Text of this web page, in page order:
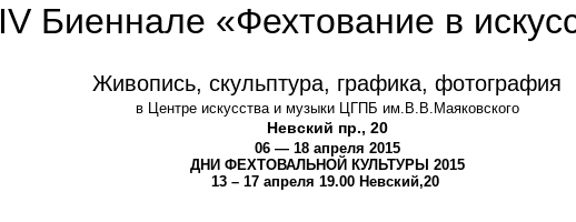
IV Биеннале «Фехтование в
Живопись, скульптура, графика, фотография
в Центре искусства и музыки ЦГПБ им.В.В.Маяковского
Невский пр., 20
06 — 18 апреля 2015
ДНИ ФЕХТОВАЛЬНОЙ КУЛЬТУРЫ 2015
13 – 17 апреля 19.00 Невский,20